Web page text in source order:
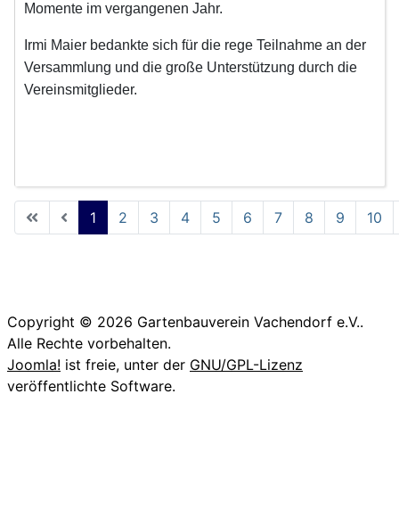
Momente im vergangenen Jahr.
Irmi Maier bedankte sich für die rege Teilnahme an der
Versammlung und die große Unterstützung durch die
Vereinsmitglieder.
Seite 1 von 20
1 2 3 4 5 6 7 8 9 10
Copyright © 2026 Gartenbauverein Vachendorf e.V..
Alle Rechte vorbehalten.
Joomla! ist freie, unter der GNU/GPL-Lizenz
veröffentlichte Software.